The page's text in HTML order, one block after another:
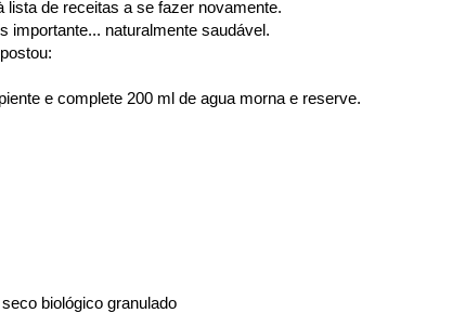
de receitas a se fazer novamente.
importante... naturalmente saudável.
e complete 200 ml de agua morna e reserve.
biológico granulado